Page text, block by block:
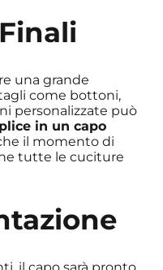
una grande
come bottoni,
personalizzate può
in un capo
il momento di
tutte le cuciture